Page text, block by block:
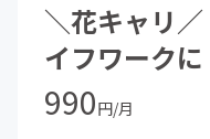
＼花キャリ
イフワークに
990円/月